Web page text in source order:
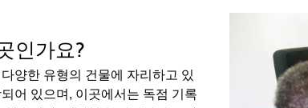
인가요?
양한 유형의 건물에 자리하고 있
어 있으며, 이곳에서는 독점 기록